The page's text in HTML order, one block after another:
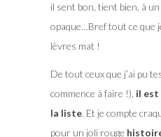
il sent bon, tient bien, à
opaque…Bref tout ce que
lèvres mat !
De tout ceux que j’ai pu
commence à faire !), il est
la liste. Et je compte
pour un joli rouge